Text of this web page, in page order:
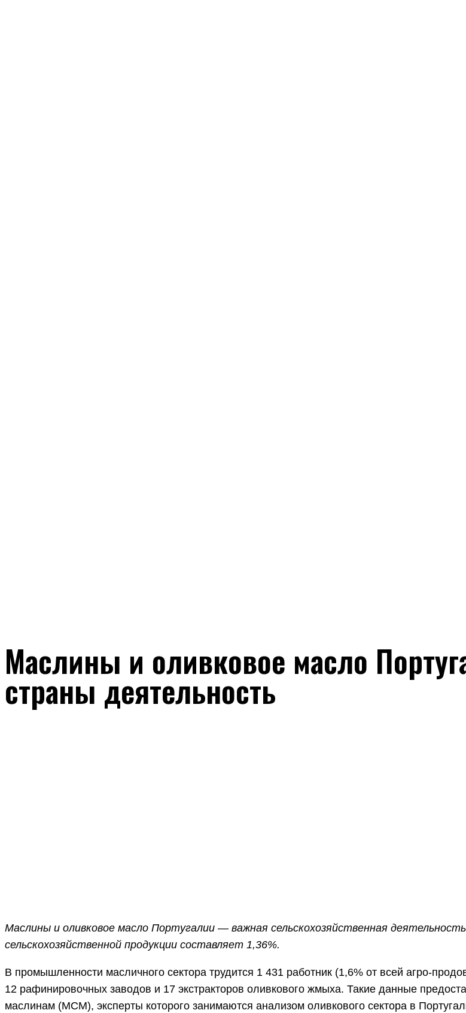
Маслины и оливковое масло
страны деятельность
Маслины и оливковое масло Португалии — важная сельскохозяйственная
сельскохозяйственной продукции составляет 1,36%.
В промышленности масличного сектора трудится 1 431 работник (1,6% от всей агро-
12 рафинировочных заводов и 17 экстракторов оливкового жмыха. Такие данные
маслинам (МСМ), эксперты которого занимаются анализом оливкового сектора в